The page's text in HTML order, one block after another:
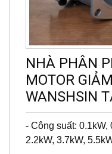
NHÀ PHÂN
MOTOR
WANSHSIN
- Công suất: 0.1kW,